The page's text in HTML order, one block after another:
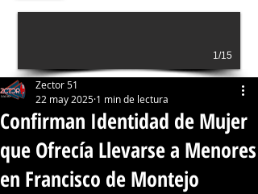
1/15
Confirman Identidad de Mujer
que Ofrecía Llevarse a Menores
en Francisco de Montejo
Zector 51
22 may 2025 1 min de lectura